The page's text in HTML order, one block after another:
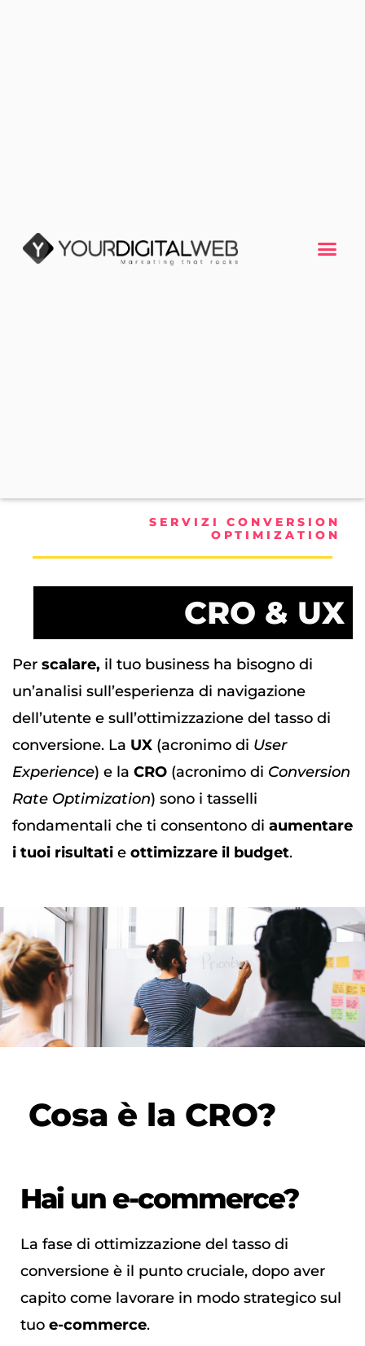
SERVIZI CONVERSION
OPTIMIZATION
CRO & UX
Per scalare, il tuo business ha bisogno di
un’analisi sull’esperienza di navigazione
dell’utente e sull’ottimizzazione del tasso di
conversione. La UX (acronimo di User
Experience) e la CRO (acronimo di Conversion
Rate Optimization) sono i tasselli
fondamentali che ti consentono di aumentare
i tuoi risultati e ottimizzare il budget.
Cosa è la CRO?
Hai un e-commerce?
La fase di ottimizzazione del tasso di
conversione è il punto cruciale, dopo aver
capito come lavorare in modo strategico sul
tuo e-commerce.